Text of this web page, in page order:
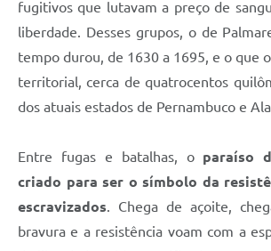
fugitivos que lutavam a preço de
liberdade. Desses grupos, o de
tempo durou, de 1630 a 1695, e o que
territorial, cerca de quatrocentos
dos atuais estados de Pernambuco e
Entre fugas e batalhas, o paraíso
criado para ser o símbolo da
escravizados . Chega de açoite,
bravura e a resistência voam com a